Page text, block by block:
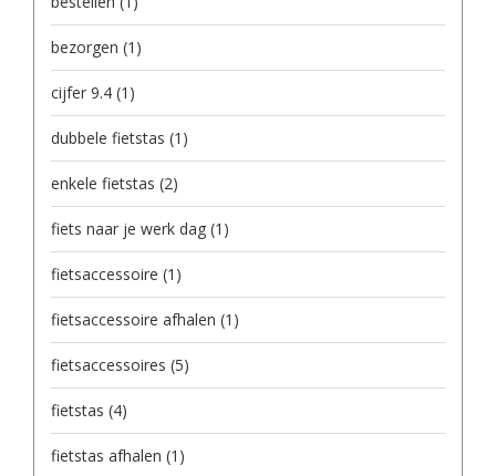
bezorgen (1)
cijfer 9.4 (1)
dubbele fietstas (1)
enkele fietstas (2)
fiets naar je werk dag (1)
fietsaccessoire (1)
fietsaccessoire afhalen (1)
fietsaccessoires (5)
fietstas (4)
fietstas afhalen (1)